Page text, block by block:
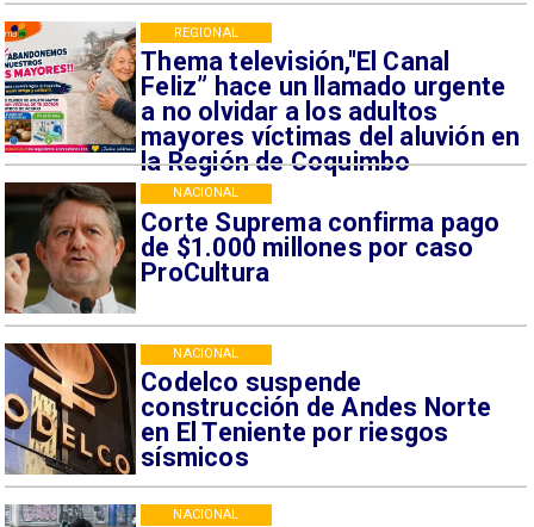
Thema televisión,"El Canal
Feliz” hace un llamado urgente
a no olvidar a los adultos
mayores víctimas del aluvión en
la Región de Coquimbo
REGIONAL
Corte Suprema confirma pago
de $1.000 millones por caso
ProCultura
NACIONAL
Codelco suspende
construcción de Andes Norte
en El Teniente por riesgos
sísmicos
NACIONAL
NACIONAL